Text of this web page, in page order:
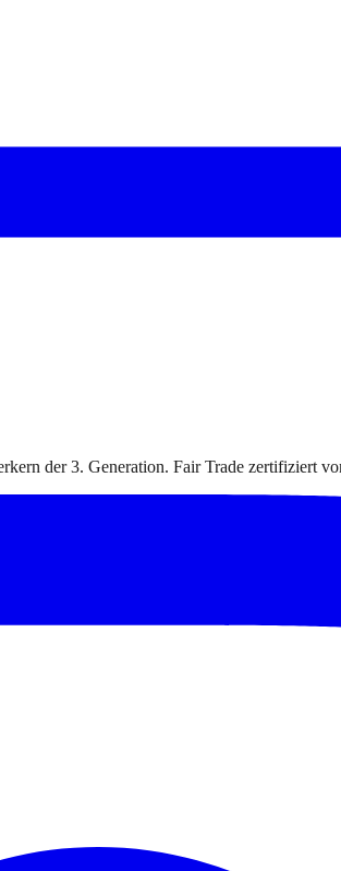
der 3. Generation. Fair Trade zertifiziert